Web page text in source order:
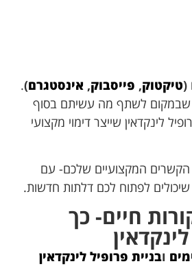
(טיקטוק, פייסבוק, אינסטגרם)
.
שבמקום לשתף מה עשיתם בסוף
לינקדאין שייצר דימוי מקצועי
הקשרים המקצועיים שלכם- עם
לפתוח לכם דלתות חדשות.
חיים- כך
ובניית פרופיל לינקדאין